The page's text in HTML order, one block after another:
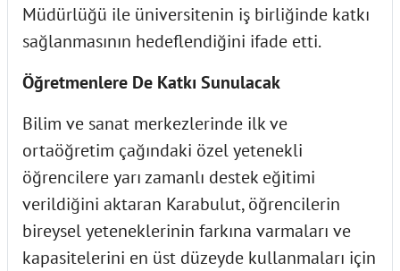
Müdürlüğü ile üniversitenin iş birliğinde katkı
sağlanmasının hedeflendiğini ifade etti.
Öğretmenlere De Katkı Sunulacak
Bilim ve sanat merkezlerinde ilk ve
ortaöğretim çağındaki özel yetenekli
öğrencilere yarı zamanlı destek eğitimi
verildiğini aktaran Karabulut, öğrencilerin
bireysel yeteneklerinin farkına varmaları ve
kapasitelerini en üst düzeyde kullanmaları için